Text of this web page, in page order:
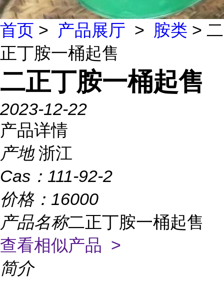
首页 > 产品展厅 > 胺类 > 二
正丁胺一桶起售
二正丁胺一桶起售
2023-12-22
产品详情
产地 浙江
Cas： 111-92-2
价格： 16000
产品名称二正丁胺一桶起售
查看相似产品 >
简介